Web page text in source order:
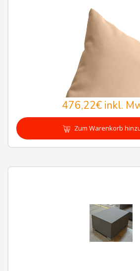
476,22€inkl.
Zum Warenkorb